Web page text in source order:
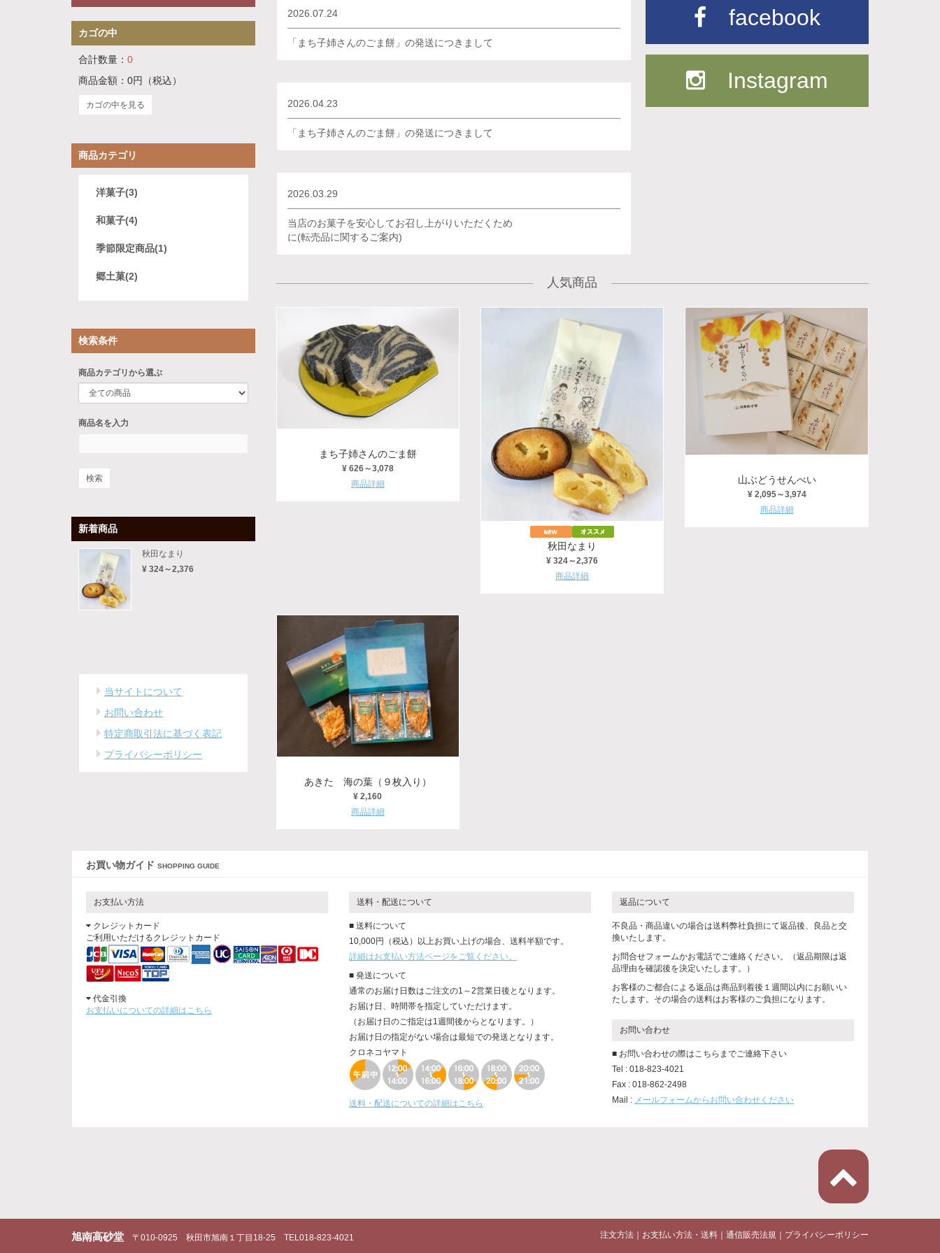
2026.07.24
「まち子姉さんのごま餅」の発送につきまして
2026.04.23
「まち子姉さんのごま餅」の発送につきまして
2026.03.29
当店のお菓子を安心してお召し上がりいただくため
に(転売品に関するご案内)
facebook
Instagram
人気商品
まち子姉さんのごま餅
¥ 626～3,078
商品詳細
秋田なまり
¥ 324～2,376
商品詳細
山ぶどうせんべい
¥ 2,095～3,974
商品詳細
あきた 海の葉（９枚入り）
¥ 2,160
商品詳細
カゴの中
合計数量： 0
商品金額： 0円 （税込）
カゴの中を見る
商品カテゴリ
洋菓子(3)
和菓子(4)
季節限定商品(1)
郷土菓(2)
検索条件
商品カテゴリから選ぶ
商品名を入力
新着商品
秋田なまり
¥ 324～2,376
当サイトについて
お問い合わせ
特定商取引法に基づく表記
プライバシーポリシー
お買い物ガイド SHOPPING GUIDE
お支払い方法
クレジットカード
ご利用いただけるクレジットカード
代金引換
お支払いについての詳細はこちら
送料・配送について
■ 送料について
10,000円（税込）以上お買い上げの場合、送料半額です。
詳細はお支払い方法ページをご覧ください。
■ 発送について
通常のお届け日数はご注文の1～2営業日後となります。
お届け日、時間帯を指定していただけます。
（お届け日のご指定は1週間後からとなります。）
お届け日の指定がない場合は最短での発送となります。
クロネコヤマト
送料・配送についての詳細はこちら
返品について
不良品・商品違いの場合は送料弊社負担にて返品後、良品と交
換いたします。
お問合せフォームかお電話でご連絡ください。（返品期限は返
品理由を確認後を決定いたします。）
お客様のご都合による返品は商品到着後１週間以内にお願いい
たします。その場合の送料はお客様のご負担になります。
お問い合わせ
■ お問い合わせの際はこちらまでご連絡下さい
Tel : 018-823-4021
Fax : 018-862-2498
Mail : メールフォームからお問い合わせください
旭南高砂堂 〒010-0925 秋田市旭南１丁目18-25 TEL018-823-4021 注文方法 ｜ お支払い方法・送料 ｜ 通信販売法規 ｜ プライバシーポリシー